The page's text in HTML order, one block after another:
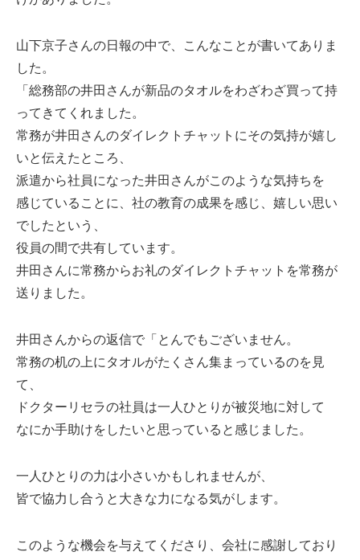
山下京子さんの日報の中で、こんなことが書いてありま
した。
「総務部の井田さんが新品のタオルをわざわざ買って持
ってきてくれました。
常務が井田さんのダイレクトチャットにその気持が嬉し
いと伝えたところ、
派遣から社員になった井田さんがこのような気持ちを
感じていることに、社の教育の成果を感じ、嬉しい思い
でしたという、
役員の間で共有しています。
井田さんに常務からお礼のダイレクトチャットを常務が
送りました。
井田さんからの返信で「とんでもございません。
常務の机の上にタオルがたくさん集まっているのを見
て、
ドクターリセラの社員は一人ひとりが被災地に対して
なにか手助けをしたいと思っていると感じました。
一人ひとりの力は小さいかもしれませんが、
皆で協力し合うと大きな力になる気がします。
このような機会を与えてくださり、会社に感謝しており